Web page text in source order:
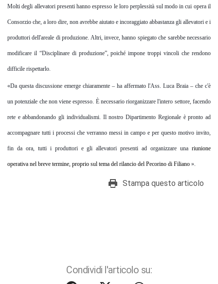
Molti degli allevatori presenti hanno espresso le loro perplessità sul modo in cui opera il
Consorzio che, a loro dire, non avrebbe aiutato e incoraggiato abbastanza gli allevatori e i
produttori dell'areale di produzione. Altri, invece, hanno spiegato che sarebbe necessario
modificare il “Disciplinare di produzione”, poiché impone troppi vincoli che rendono
difficile rispettarlo.
«Da questa discussione emerge chiaramente – ha affermato l'Ass. Luca Braia – che c'è
un potenziale che non viene espresso. È necessario riorganizzare l'intero settore, facendo
rete e abbandonando gli individualismi. Il nostro Dipartimento Regionale è pronto ad
accompagnare tutti i processi che verranno messi in campo e per questo motivo invito,
fin da ora, tutti i produttori e gli allevatori presenti ad organizzare una riunione
operativa nel breve termine, proprio sul tema del rilancio del Pecorino di Filiano ».
Stampa questo articolo
Condividi l'articolo su: